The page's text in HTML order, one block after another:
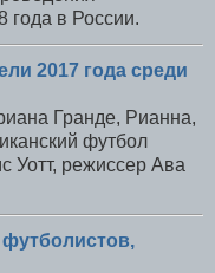
года в России.
2017 года среди
Гранде, Рианна,
футбол
Уотт, режиссер Ава
футболистов,